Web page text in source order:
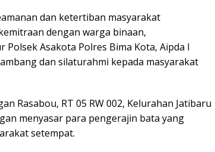
dan ketertiban masyarakat
dengan warga binaan,
Asakota Polres Bima Kota, Aipda I
dan silaturahmi kepada masyarakat
Rasabou, RT 05 RW 002, Kelurahan Jatibaru
menyasar para pengerajin bata yang
setempat.